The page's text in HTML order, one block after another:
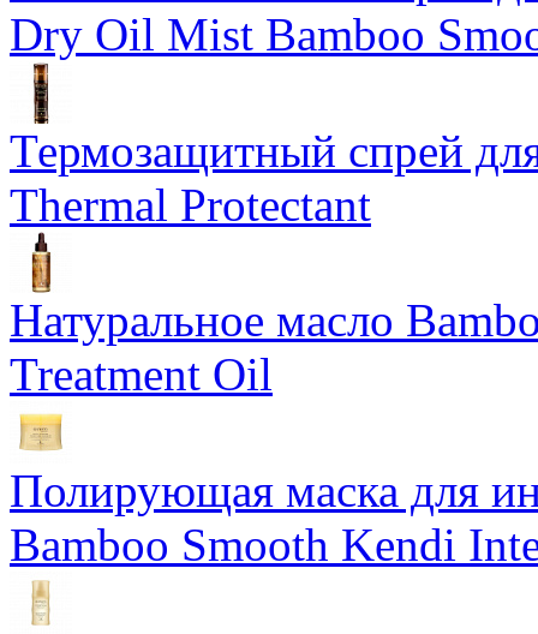
Dry Oil Mist Bamboo
Термозащитный спрей
Thermal Protectant
Натуральное масло
Treatment Oil
Полирующая маска для
Bamboo Smooth Kendi